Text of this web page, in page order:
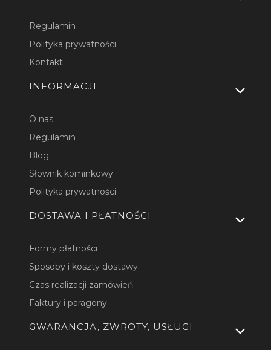
Regulamin
Polityka prywatności
Kontakt
INFORMACJE
O nas
Regulamin
Blog
Słownik kominkowy
Polityka prywatności
DOSTAWA I PŁATNOŚCI
Formy płatności
Sposoby i koszty dostawy
Czas realizacji zamówień
Faktury i paragony
GWARANCJA, ZWROTY, USŁUGI